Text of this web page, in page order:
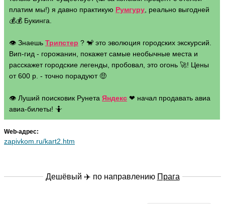
платим мы!) я давно практикую Румгуру , реально выгодней
💰💰 Букинга.
👁 Знаешь Трипстер ? 🐒 это эволюция городских экскурсий.
Вип-гид - горожанин, покажет самые необычные места и
расскажет городские легенды, пробовал, это огонь 🚀! Цены
от 600 р. - точно порадуют 🤑
👁 Луший поисковик Рунета Яндекс ❤ начал продавать авиа
авиа-билеты! 🤷
Web-адрес:
zapivkom.ru/kart2.htm
Дешёвый ✈️ по направлению Прага